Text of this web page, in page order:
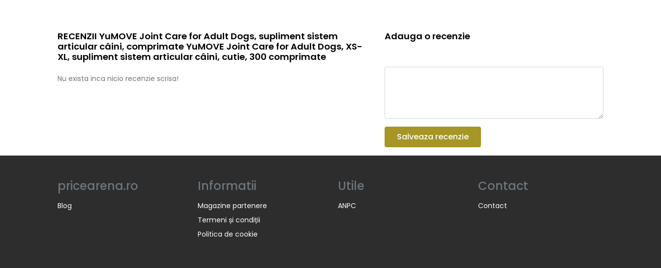
RECENZII YuMOVE Joint Care for Adult Dogs, supliment sistem
articular câini, comprimate YuMOVE Joint Care for Adult Dogs, XS-
XL, supliment sistem articular câini, cutie, 300 comprimate
Nu exista inca nicio recenzie scrisa!
Adauga o recenzie
Salveaza recenzie
pricearena.ro
Blog
Informatii
Magazine partenere
Termeni și condiții
Politica de cookie
Utile
ANPC
Contact
Contact